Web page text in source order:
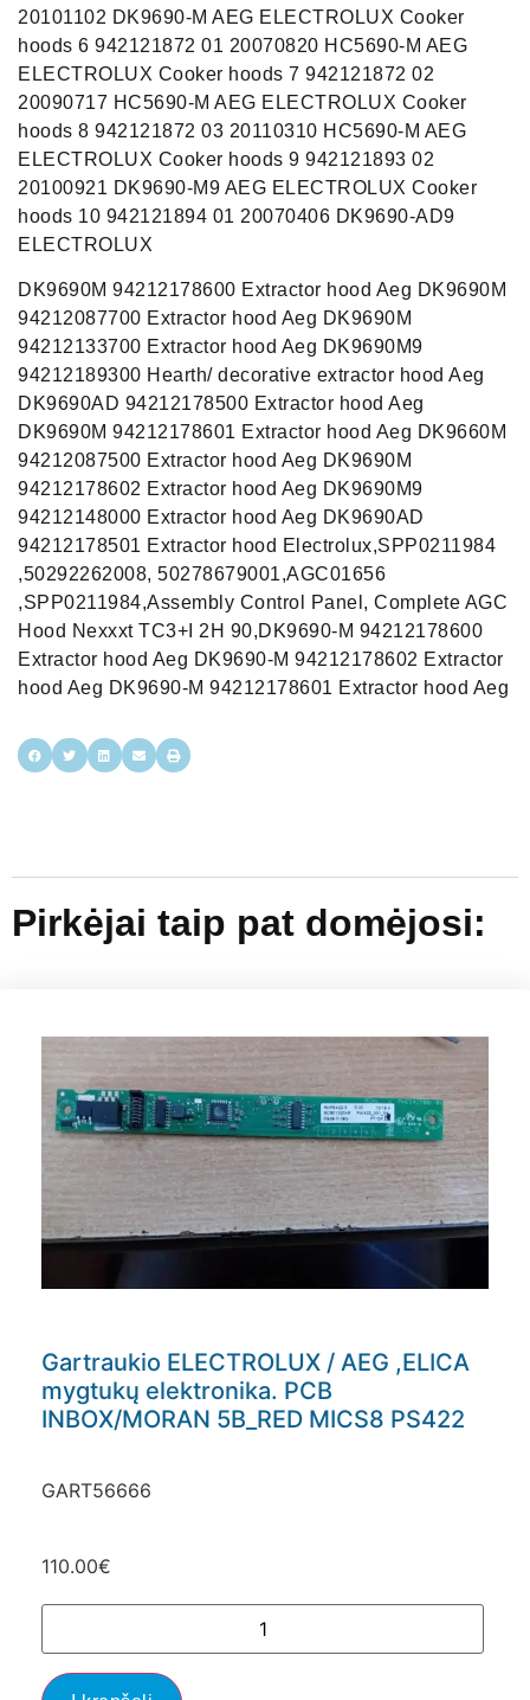
20101102 DK9690-M AEG ELECTROLUX Cooker
hoods 6 942121872 01 20070820 HC5690-M AEG
ELECTROLUX Cooker hoods 7 942121872 02
20090717 HC5690-M AEG ELECTROLUX Cooker
hoods 8 942121872 03 20110310 HC5690-M AEG
ELECTROLUX Cooker hoods 9 942121893 02
20100921 DK9690-M9 AEG ELECTROLUX Cooker
hoods 10 942121894 01 20070406 DK9690-AD9
ELECTROLUX
DK9690M 94212178600 Extractor hood Aeg DK9690M
94212087700 Extractor hood Aeg DK9690M
94212133700 Extractor hood Aeg DK9690M9
94212189300 Hearth/ decorative extractor hood Aeg
DK9690AD 94212178500 Extractor hood Aeg
DK9690M 94212178601 Extractor hood Aeg DK9660M
94212087500 Extractor hood Aeg DK9690M
94212178602 Extractor hood Aeg DK9690M9
94212148000 Extractor hood Aeg DK9690AD
94212178501 Extractor hood Electrolux,SPP0211984
,50292262008, 50278679001,AGC01656
,SPP0211984,Assembly Control Panel, Complete AGC
Hood Nexxxt TC3+I 2H 90,DK9690-M 94212178600
Extractor hood Aeg DK9690-M 94212178602 Extractor
hood Aeg DK9690-M 94212178601 Extractor hood Aeg
Pirkėjai taip pat domėjosi:
Gartraukio ELECTROLUX / AEG ,ELICA
mygtukų elektronika. PCB
INBOX/MORAN 5B_RED MICS8 PS422
GART56666
110.00€